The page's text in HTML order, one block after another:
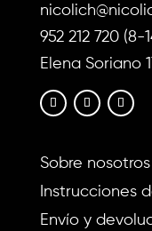
952 212 720 (8-
Elena Soriano
Sobre nosotros
Instrucciones
Envío y